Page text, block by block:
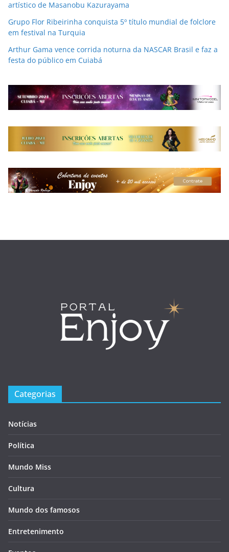
artístico de Masanobu Kazurayama
Grupo Flor Ribeirinha conquista 5º título mundial de folclore
em festival na Turquia
Arthur Gama vence corrida noturna da NASCAR Brasil e faz a
festa do público em Cuiabá
Categorias
Notícias
Política
Mundo Miss
Cultura
Mundo dos famosos
Entretenimento